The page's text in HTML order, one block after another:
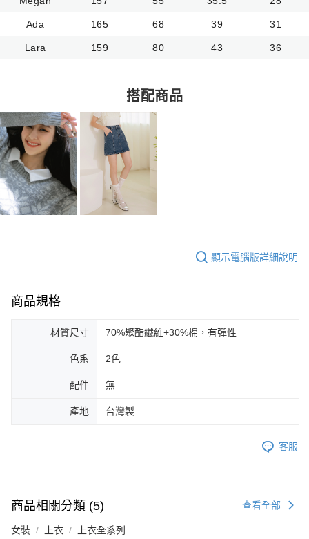
Ada 165 68 39 31
Lara 159 80 43 36
搭配商品
顯示電腦版詳細說明
商品規格
材質尺寸 70%聚酯纖維+30%棉，有彈性
色系 2色
配件 無
產地 台灣製
客服
商品相關分類 (5) 查看全部
女裝 上衣 上衣全系列